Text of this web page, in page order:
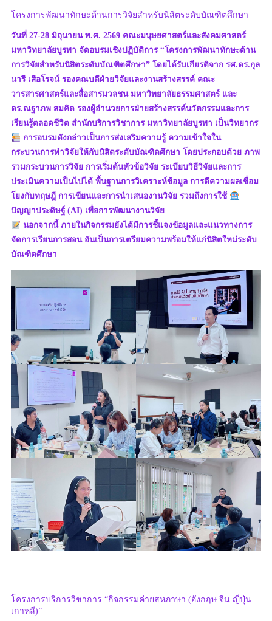
โครงการพัฒนาทักษะด้านการวิจัยสำหรับนิสิตระดับบัณฑิตศึกษา
วันที่ 27-28 มิถุนายน พ.ศ. 2569 คณะมนุษยศาสตร์และสังคมศาสตร์
มหาวิทยาลัยบูรพา จัดอบรมเชิงปฏิบัติการ “โครงการพัฒนาทักษะด้าน
การวิจัยสำหรับนิสิตระดับบัณฑิตศึกษา” โดยได้รับเกียรติจาก รศ.ดร.กุล
นารี เสือโรจน์ รองคณบดีฝ่ายวิจัยและงานสร้างสรรค์ คณะ
วารสารศาสตร์และสื่อสารมวลชน มหาวิทยาลัยธรรมศาสตร์ และ
ดร.ณฐาภพ สมคิด รองผู้อำนวยการฝ่ายสร้างสรรค์นวัตกรรมและการ
เรียนรู้ตลอดชีวิต สำนักบริการวิชาการ มหาวิทยาลัยบูรพา เป็นวิทยากร
การอบรมดังกล่าวเป็นการส่งเสริมความรู้ ความเข้าใจใน
กระบวนการทำวิจัยให้กับนิสิตระดับบัณฑิตศึกษา โดยประกอบด้วย ภาพ
รวมกระบวนการวิจัย การเริ่มต้นหัวข้อวิจัย ระเบียบวิธีวิจัยและการ
ประเมินความเป็นไปได้ พื้นฐานการวิเคราะห์ข้อมูล การตีความผลเชื่อม
โยงกับทฤษฎี การเขียนและการนำเสนองานวิจัย รวมถึงการใช้
ปัญญาประดิษฐ์ (AI) เพื่อการพัฒนางานวิจัย
นอกจากนี้ ภายในกิจกรรมยังได้มีการชี้แจงข้อมูลและแนวทางการ
จัดการเรียนการสอน อันเป็นการเตรียมความพร้อมให้แก่นิสิตใหม่ระดับ
บัณฑิตศึกษา
โครงการบริการวิชาการ “กิจกรรมค่ายสหภาษา (อังกฤษ จีน ญี่ปุ่น
เกาหลี)”